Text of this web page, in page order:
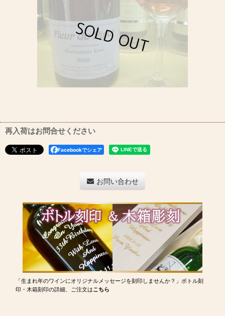
再入荷はお問合せください
Facebookでシェア
お問い合わせ
「生まれ年のワインにオリジナルメッセージを刻印しませんか？」ボトル刻
印・木箱刻印の詳細、ご注文はこちら